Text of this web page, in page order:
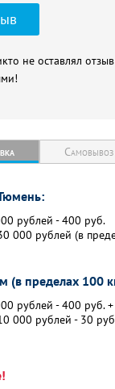
не оставлял
Самовывоз
рублей - 400 руб.
000 рублей (в
(в пределах 100
рублей - 400 руб.
000 рублей - 30